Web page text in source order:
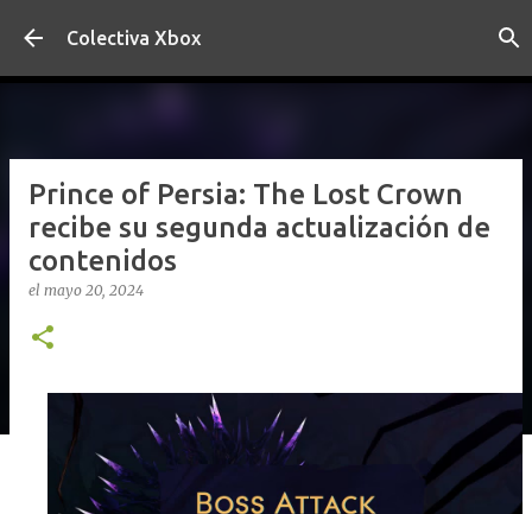
Ir al contenido principal
Colectiva Xbox
Prince of Persia: The Lost Crown
recibe su segunda actualización de
contenidos
el mayo 20, 2024